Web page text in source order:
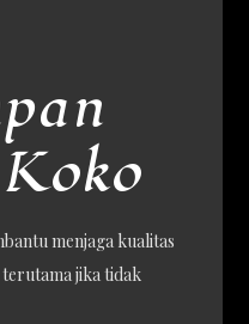
menjaga kualitas
jika tidak